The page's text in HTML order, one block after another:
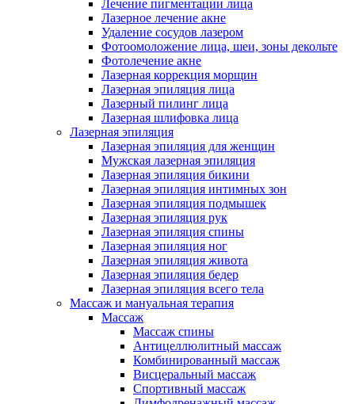
Лечение пигментации лица
Лазерное лечение акне
Удаление сосудов лазером
Фотоомоложение лица, шеи, зоны декольте
Фотолечение акне
Лазерная коррекция морщин
Лазерная эпиляция лица
Лазерный пилинг лица
Лазерная шлифовка лица
Лазерная эпиляция
Лазерная эпиляция для женщин
Мужская лазерная эпиляция
Лазерная эпиляция бикини
Лазерная эпиляция интимных зон
Лазерная эпиляция подмышек
Лазерная эпиляция рук
Лазерная эпиляция спины
Лазерная эпиляция ног
Лазерная эпиляция живота
Лазерная эпиляция бедер
Лазерная эпиляция всего тела
Массаж и мануальная терапия
Массаж
Массаж спины
Антицеллюлитный массаж
Комбинированный массаж
Висцеральный массаж
Спортивный массаж